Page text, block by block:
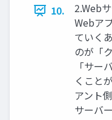
10.
2.Web
Webア
ていく
のが「
「サー
くこと
アント
サーバ